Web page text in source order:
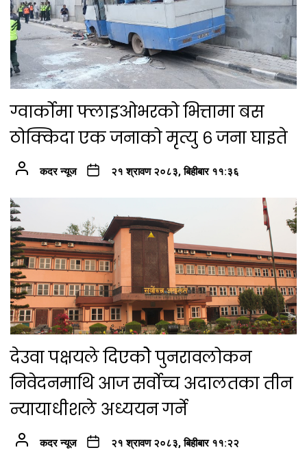
ग्वार्कोमा फ्लाइओभरको भित्तामा बस
ठोक्किदा एक जनाको मृत्यु ६ जना घाइते
कदर न्यूज २१ श्रावण २०८३, बिहीबार ११:३६
देउवा पक्षयले दिएकोे पुनरावलोकन
निवेदनमाथि आज सर्वोच्च अदालतका तीन
न्यायाधीशले अध्ययन गर्ने
कदर न्यूज २१ श्रावण २०८३, बिहीबार ११:२२